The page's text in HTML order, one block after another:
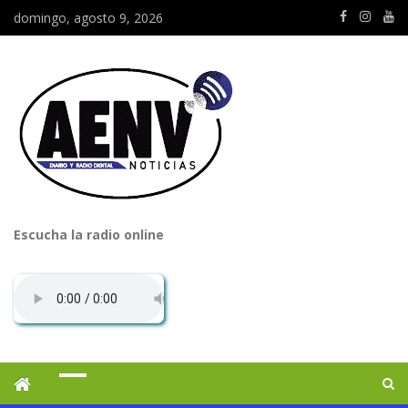
domingo, agosto 9, 2026
Escucha la radio online